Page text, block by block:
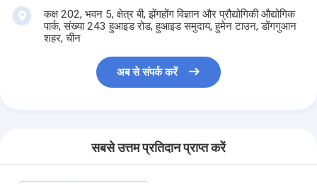
कक्ष 202, भवन 5, क्षेत्र बी, झेंगहोंग विज्ञान और प्रौद्योगिकी औद्योगिक
पार्क, संख्या 243 हुआइड रोड, हुआइड समुदाय, हुमेन टाउन, डोंगगुआन
शहर, चीन
अब से संपर्क करें
सबसे उत्तम प्रतिदान प्राप्त करें